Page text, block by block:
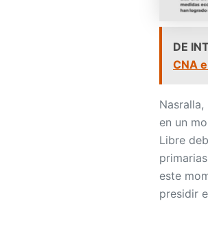
DE
CNA
en un
Libre
este
presidir